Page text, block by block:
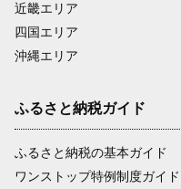
近畿エリア
四国エリア
沖縄エリア
ふるさと納税ガイド
ふるさと納税の基本ガイド
ワンストップ特例制度ガイド